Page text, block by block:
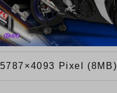
5787×4093 Pixel (8MB)